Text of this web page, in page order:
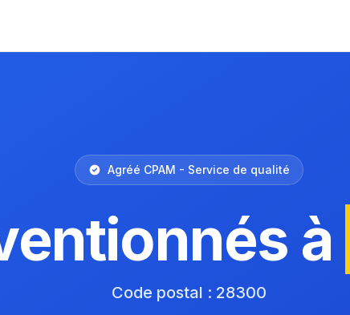
Agréé CPAM - Service de qualité
à
Code postal : 28300